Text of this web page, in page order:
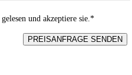
gelesen und akzeptiere sie.*